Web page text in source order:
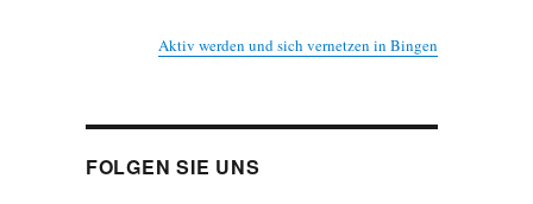
Aktiv werden und sich vernetzen in Bingen
FOLGEN SIE UNS